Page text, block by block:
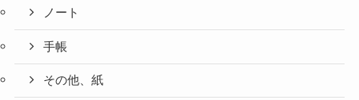
ノート
手帳
その他、紙